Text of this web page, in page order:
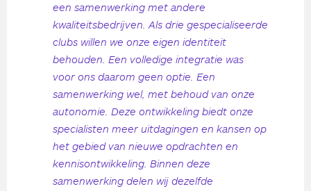
een samenwerking met andere
kwaliteitsbedrijven. Als drie gespecialiseerde
clubs willen we onze eigen identiteit
behouden. Een volledige integratie was
voor ons daarom geen optie. Een
samenwerking wel, met behoud van onze
autonomie. Deze ontwikkeling biedt onze
specialisten meer uitdagingen en kansen op
het gebied van nieuwe opdrachten en
kennisontwikkeling. Binnen deze
samenwerking delen wij dezelfde